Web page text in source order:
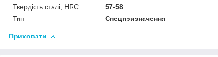
Твердість сталі, HRC
57-58
Тип
Спецпризначення
Приховати